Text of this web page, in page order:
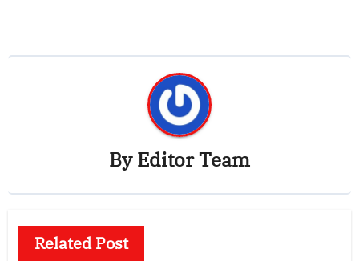
ByEditor Team
Related Post